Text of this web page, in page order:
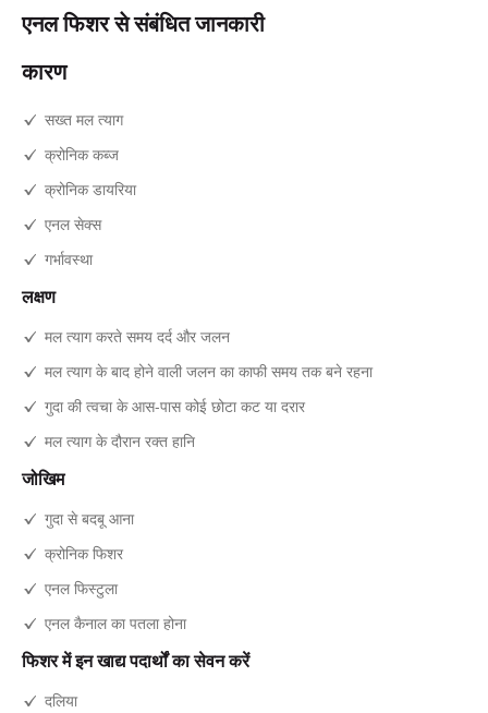
एनल फिशर से संबंधित जानकारी
कारण
सख्त मल त्याग
क्रोनिक कब्ज
क्रोनिक डायरिया
एनल सेक्स
गर्भावस्था
लक्षण
मल त्याग करते समय दर्द और जलन
मल त्याग के बाद होने वाली जलन का काफी समय तक बने रहना
गुदा की त्वचा के आस-पास कोई छोटा कट या दरार
मल त्याग के दौरान रक्त हानि
जोखिम
गुदा से बदबू आना
क्रोनिक फिशर
एनल फिस्टुला
एनल कैनाल का पतला होना
फिशर में इन खाद्य पदार्थों का सेवन करें
दलिया